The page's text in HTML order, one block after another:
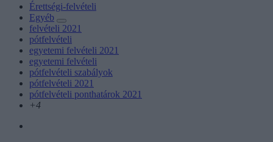
Érettségi-felvételi
Egyéb
felvételi 2021
pótfelvételi
egyetemi felvételi 2021
egyetemi felvételi
pótfelvételi szabályok
pótfelvételi 2021
pótfelvételi ponthatárok 2021
+4